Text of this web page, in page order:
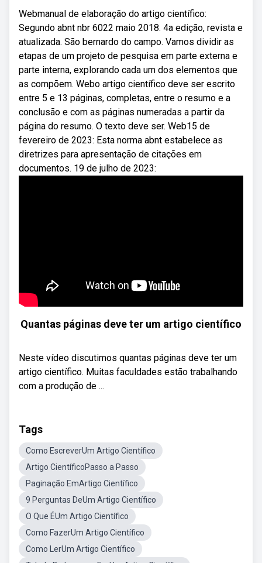
Webmanual de elaboração do artigo científico:
Segundo abnt nbr 6022 maio 2018. 4a edição, revista e
atualizada. São bernardo do campo. Vamos dividir as
etapas de um projeto de pesquisa em parte externa e
parte interna, explorando cada um dos elementos que
as compõem. Webo artigo científico deve ser escrito
entre 5 e 13 páginas, completas, entre o resumo e a
conclusão e com as páginas numeradas a partir da
página do resumo. O texto deve ser. Web15 de
fevereiro de 2023: Esta norma abnt estabelece as
diretrizes para apresentação de citações em
documentos. 19 de julho de 2023:
Quantas páginas deve ter um artigo científico
Neste vídeo discutimos quantas páginas deve ter um
artigo científico. Muitas faculdades estão trabalhando
com a produção de ...
Tags
Como EscreverUm Artigo Científico
Artigo CientíficoPasso a Passo
Paginação EmArtigo Científico
9 Perguntas DeUm Artigo Científico
O Que ÉUm Artigo Científico
Como FazerUm Artigo Científico
Como LerUm Artigo Científico